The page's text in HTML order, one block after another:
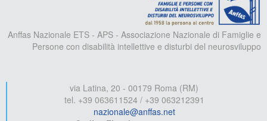
Anffas Nazionale ETS - APS - Associazione Nazionale di Famiglie e
Persone con disabilità intellettive e disturbi del neurosviluppo
via Latina, 20 - 00179 Roma (RM)
tel. +39 063611524 / +39 063212391
nazionale@anffas.net